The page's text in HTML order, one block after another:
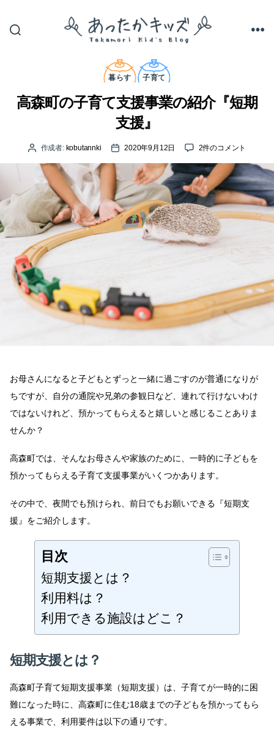
た
か
ッ
ズ
カ
テ
ゴ
リ
ー
暮らす 子育て
高森町の子育て支援事業の紹介『短期
支援』
投 作成者: kobutannki
投
日
2020年9月12日
高
町
の
子
育
て
支
援
事
『短
期
支
へ
2件のコメント
お母さんになると子どもとずっと一緒に過ごすのが普通になりが
ちですが、自分の通院や兄弟の参観日など、連れて行けないわけ
ではないけれど、預かってもらえると嬉しいと感じることありま
せんか？
高森町では、そんなお母さんや家族のために、一時的に子どもを
預かってもらえる子育て支援事業がいくつかあります。
その中で、夜間でも預けられ、前日でもお願いできる『短期支
援』をご紹介します。
目次
短期支援とは？
利用料は？
利用できる施設はどこ？
短期支援とは？
高森町子育て短期支援事業（短期支援）は、子育てが一時的に困
難になった時に、高森町に住む18歳までの子どもを預かってもら
える事業で、利用要件は以下の通りです。